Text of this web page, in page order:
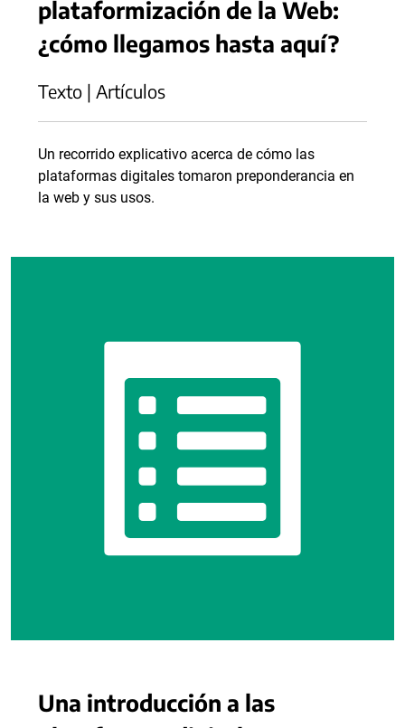
plataformización de la Web:
¿cómo llegamos hasta aquí?
Texto | Artículos
Un recorrido explicativo acerca de cómo las
plataformas digitales tomaron preponderancia en
la web y sus usos.
Una introducción a las